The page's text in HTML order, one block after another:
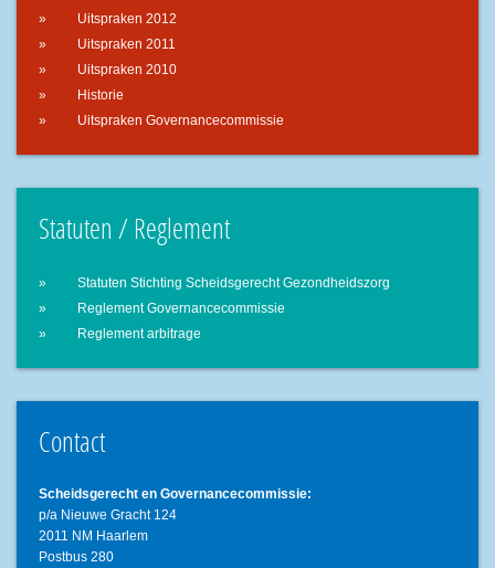
Uitspraken 2012
Uitspraken 2011
Uitspraken 2010
Historie
Uitspraken Governancecommissie
Statuten / Reglement
Statuten Stichting Scheidsgerecht Gezondheidszorg
Reglement Governancecommissie
Reglement arbitrage
Contact
Scheidsgerecht en Governancecommissie:
p/a Nieuwe Gracht 124
2011 NM Haarlem
Postbus 280